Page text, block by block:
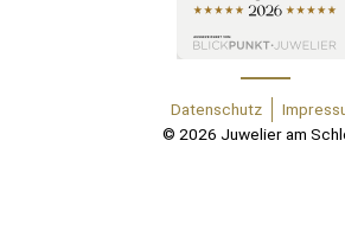
Datenschutz
© 2026 Juwelier am